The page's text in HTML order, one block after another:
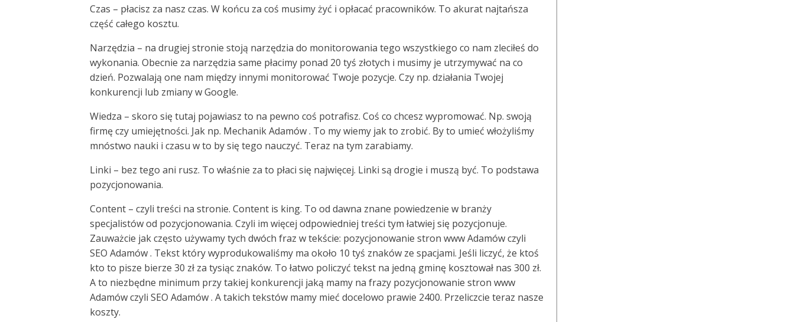
Czas – płacisz za nasz czas. W końcu za coś musimy żyć i opłacać pracowników. To akurat najtańsza
część całego kosztu.
Narzędzia – na drugiej stronie stoją narzędzia do monitorowania tego wszystkiego co nam zleciłeś do
wykonania. Obecnie za narzędzia same płacimy ponad 20 tyś złotych i musimy je utrzymywać na co
dzień. Pozwalają one nam między innymi monitorować Twoje pozycje. Czy np. działania Twojej
konkurencji lub zmiany w Google.
Wiedza – skoro się tutaj pojawiasz to na pewno coś potrafisz. Coś co chcesz wypromować. Np. swoją
firmę czy umiejętności. Jak np. Mechanik Adamów . To my wiemy jak to zrobić. By to umieć włożyliśmy
mnóstwo nauki i czasu w to by się tego nauczyć. Teraz na tym zarabiamy.
Linki – bez tego ani rusz. To właśnie za to płaci się najwięcej. Linki są drogie i muszą być. To podstawa
pozycjonowania.
Content – czyli treści na stronie. Content is king. To od dawna znane powiedzenie w branży
specjalistów od pozycjonowania. Czyli im więcej odpowiedniej treści tym łatwiej się pozycjonuje.
Zauważcie jak często używamy tych dwóch fraz w tekście: pozycjonowanie stron www Adamów czyli
SEO Adamów . Tekst który wyprodukowaliśmy ma około 10 tyś znaków ze spacjami. Jeśli liczyć, że ktoś
kto to pisze bierze 30 zł za tysiąc znaków. To łatwo policzyć tekst na jedną gminę kosztował nas 300 zł.
A to niezbędne minimum przy takiej konkurencji jaką mamy na frazy pozycjonowanie stron www
Adamów czyli SEO Adamów . A takich tekstów mamy mieć docelowo prawie 2400. Przeliczcie teraz nasze
koszty.